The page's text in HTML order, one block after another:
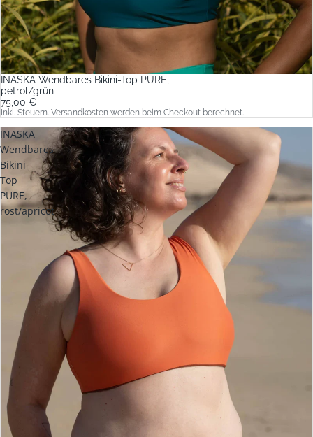
INASKA Wendbares Bikini-Top PURE,
petrol/grün
75,00 €
Inkl. Steuern. Versandkosten werden beim Checkout berechnet.
INASKA
Wendbares
Bikini-
Top
PURE,
rost/apricot